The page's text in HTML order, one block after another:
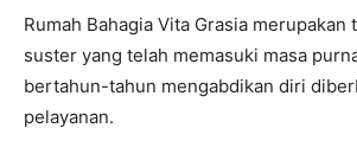
Rumah Bahagia Vita Grasia merupakan
suster yang telah memasuki masa
bertahun-tahun mengabdikan diri
pelayanan.